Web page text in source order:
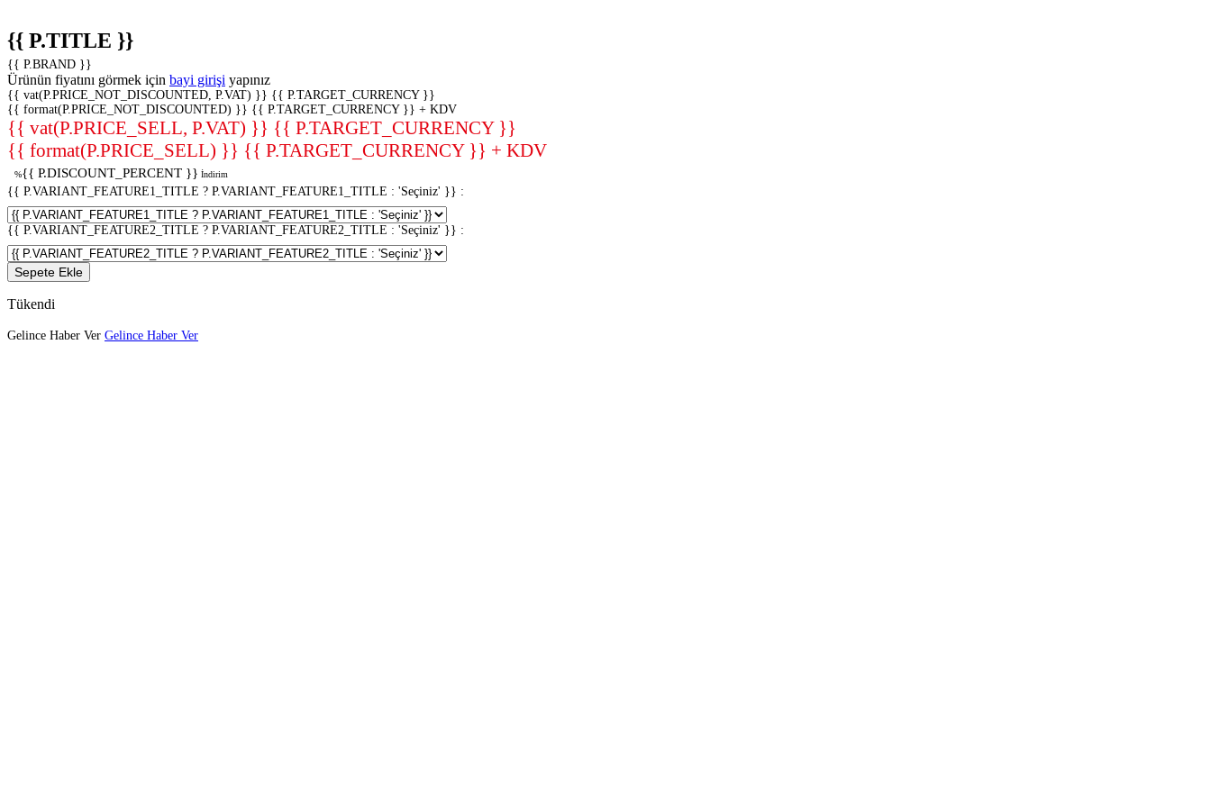
{{ P.TITLE }}
{{ P.BRAND }}
Ürünün fiyatını görmek için bayi girişi yapınız
{{ vat(P.PRICE_NOT_DISCOUNTED, P.VAT) }} {{ P.TARGET_CURRENCY }}
{{ format(P.PRICE_NOT_DISCOUNTED) }} {{ P.TARGET_CURRENCY }} + KDV
{{ vat(P.PRICE_SELL, P.VAT) }} {{ P.TARGET_CURRENCY }}
{{ format(P.PRICE_SELL) }} {{ P.TARGET_CURRENCY }} + KDV
%{{ P.DISCOUNT_PERCENT }} İndirim
{{ P.VARIANT_FEATURE1_TITLE ? P.VARIANT_FEATURE1_TITLE : 'Seçiniz' }} :
{{ P.VARIANT_FEATURE2_TITLE ? P.VARIANT_FEATURE2_TITLE : 'Seçiniz' }} :
Sepete Ekle
Tükendi
Gelince Haber Ver Gelince Haber Ver